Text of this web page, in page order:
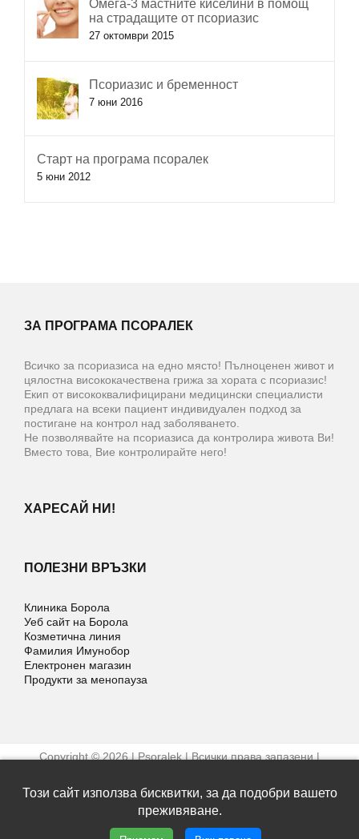
Омега-3 мастните киселини в помощ
на страдащите от псориазис
27 октомври 2015
Псориазис и бременност
7 юни 2016
Старт на програма псоралек
5 юни 2012
ЗА ПРОГРАМА ПСОРАЛЕК
Всичко за псориазиса на едно място! Пълноценен живот и
цялостна висококачествена грижа за хората с псориазис!
Екип от висококвалифицирани медицински специалисти
предлага на всеки пациент индивидуален подход за
постигане на контрол над заболяването.
Не позволявайте на псориазиса да контролира живота Ви!
Вместо това, Вие контролирайте него!
ХАРЕСАЙ НИ!
ПОЛЕЗНИ ВРЪЗКИ
Клиника Борола
Уеб сайт на Борола
Козметична линия
Фамилия Имунобор
Електронен магазин
Продукти за менопауза
Copyright © 2026 | Psoralek | Всички права запазени |
Уеб дизайн и SEO от Трибест
Този сайт използва бисквитки, за да подобри вашето
преживяване.